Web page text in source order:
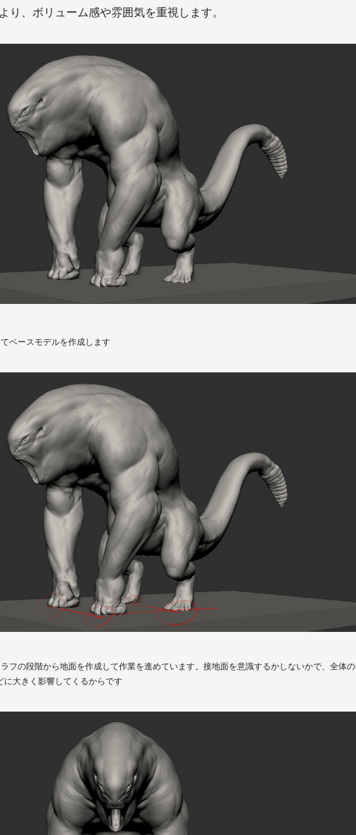
り、ボリューム感や雰囲気を重視します。
てベースモデルを作成します
ラフの段階から地面を作成して作業を進めています。接地面を意識するかしないかで、全体の
に大きく影響してくるからです